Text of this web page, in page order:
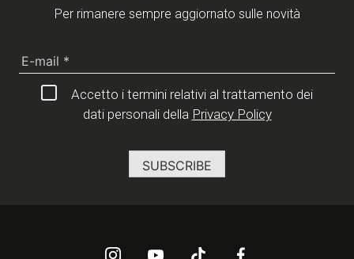
Per rimanere sempre aggiornato sulle novità
Accetto i termini relativi al trattamento dei
dati personali della Privacy Policy